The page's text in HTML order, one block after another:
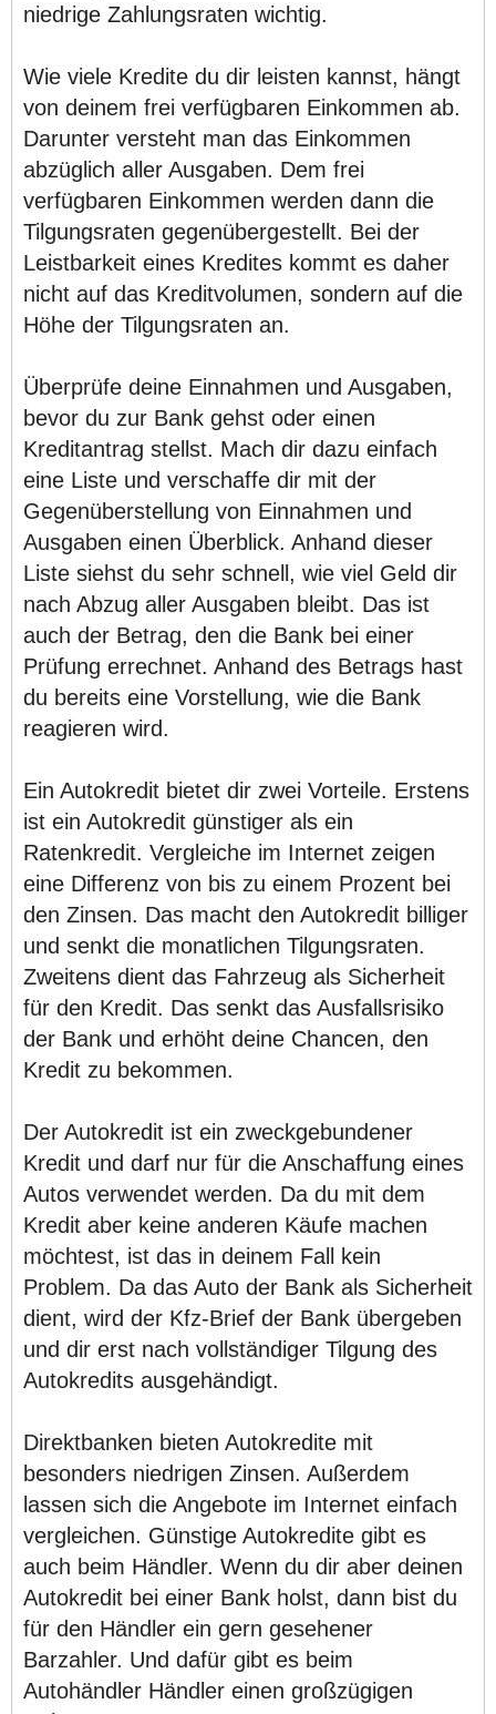
niedrige Zahlungsraten wichtig.
Wie viele Kredite du dir leisten kannst, hängt
von deinem frei verfügbaren Einkommen ab.
Darunter versteht man das Einkommen
abzüglich aller Ausgaben. Dem frei
verfügbaren Einkommen werden dann die
Tilgungsraten gegenübergestellt. Bei der
Leistbarkeit eines Kredites kommt es daher
nicht auf das Kreditvolumen, sondern auf die
Höhe der Tilgungsraten an.
Überprüfe deine Einnahmen und Ausgaben,
bevor du zur Bank gehst oder einen
Kreditantrag stellst. Mach dir dazu einfach
eine Liste und verschaffe dir mit der
Gegenüberstellung von Einnahmen und
Ausgaben einen Überblick. Anhand dieser
Liste siehst du sehr schnell, wie viel Geld dir
nach Abzug aller Ausgaben bleibt. Das ist
auch der Betrag, den die Bank bei einer
Prüfung errechnet. Anhand des Betrags hast
du bereits eine Vorstellung, wie die Bank
reagieren wird.
Ein Autokredit bietet dir zwei Vorteile. Erstens
ist ein Autokredit günstiger als ein
Ratenkredit. Vergleiche im Internet zeigen
eine Differenz von bis zu einem Prozent bei
den Zinsen. Das macht den Autokredit billiger
und senkt die monatlichen Tilgungsraten.
Zweitens dient das Fahrzeug als Sicherheit
für den Kredit. Das senkt das Ausfallsrisiko
der Bank und erhöht deine Chancen, den
Kredit zu bekommen.
Der Autokredit ist ein zweckgebundener
Kredit und darf nur für die Anschaffung eines
Autos verwendet werden. Da du mit dem
Kredit aber keine anderen Käufe machen
möchtest, ist das in deinem Fall kein
Problem. Da das Auto der Bank als Sicherheit
dient, wird der Kfz-Brief der Bank übergeben
und dir erst nach vollständiger Tilgung des
Autokredits ausgehändigt.
Direktbanken bieten Autokredite mit
besonders niedrigen Zinsen. Außerdem
lassen sich die Angebote im Internet einfach
vergleichen. Günstige Autokredite gibt es
auch beim Händler. Wenn du dir aber deinen
Autokredit bei einer Bank holst, dann bist du
für den Händler ein gern gesehener
Barzahler. Und dafür gibt es beim
Autohändler Händler einen großzügigen